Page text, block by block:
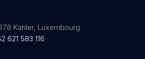
Kahler, Luxembourg
621 583 116